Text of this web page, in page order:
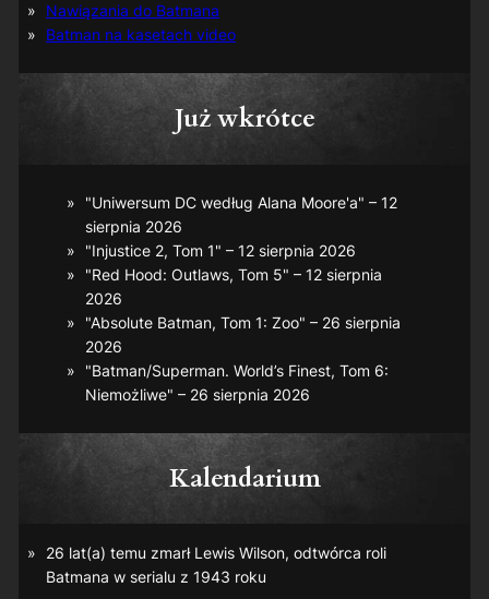
Nawiązania do Batmana
Batman na kasetach video
Już wkrótce
"Uniwersum DC według Alana Moore'a" – 12
sierpnia 2026
"Injustice 2, Tom 1" – 12 sierpnia 2026
"Red Hood: Outlaws, Tom 5" – 12 sierpnia
2026
"Absolute Batman, Tom 1: Zoo" – 26 sierpnia
2026
"Batman/Superman. World’s Finest, Tom 6:
Niemożliwe" – 26 sierpnia 2026
Kalendarium
26 lat(a) temu zmarł Lewis Wilson, odtwórca roli
Batmana w serialu z 1943 roku